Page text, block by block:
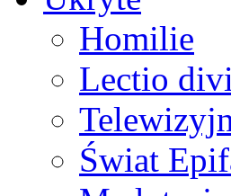
Homilie
Lectio
Świat